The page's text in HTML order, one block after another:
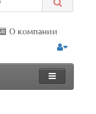
О компании